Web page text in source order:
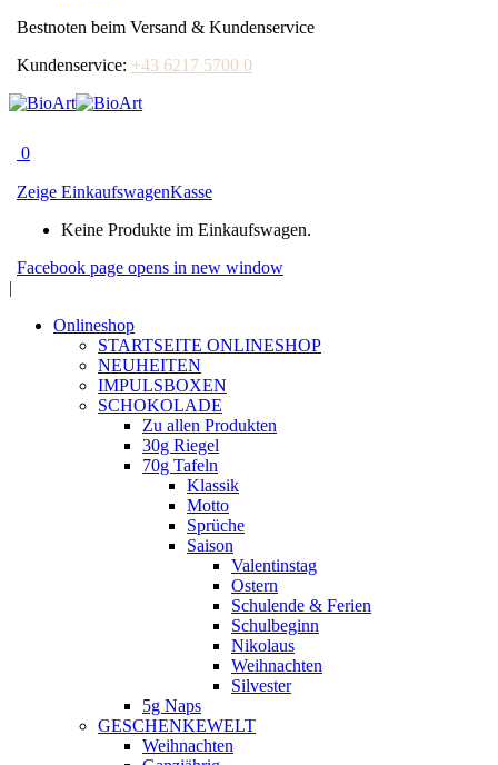
Bestnoten beim Versand & Kundenservice
Kundenservice: +43 6217 5700 0
0
Zeige EinkaufswagenKasse
Keine Produkte im Einkaufswagen.
Facebook page opens in new window
|
Onlineshop
STARTSEITE ONLINESHOP
NEUHEITEN
IMPULSBOXEN
SCHOKOLADE
Zu allen Produkten
30g Riegel
70g Tafeln
Klassik
Motto
Sprüche
Saison
Valentinstag
Ostern
Schulende & Ferien
Schulbeginn
Nikolaus
Weihnachten
Silvester
5g Naps
GESCHENKEWELT
Weihnachten